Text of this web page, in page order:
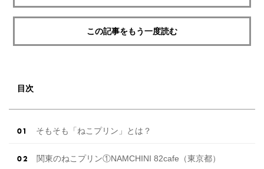
この記事をもう一度読む
目次
そもそも「ねこプリン」とは？
関東のねこプリン①NAMCHINI 82cafe（東京都）